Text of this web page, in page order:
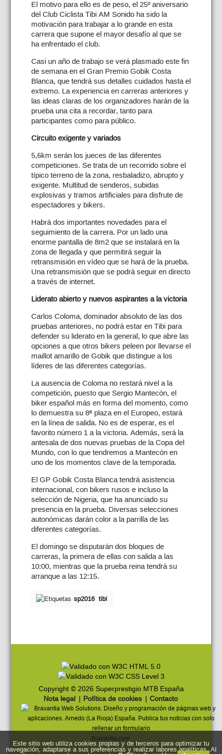
El motivo para ello es de peso, el 25º aniversario
del Club Ciclista Tibi AM Sonido ha sido la
motivación para trabajar a lo grande en esta
carrera que supone el mayor desafío al que se
ha enfrentado el club.
Casi un año de trabajo se verá plasmado este fin
de semana en el Gran Premio Gobik Costa
Blanca, que tendrá sus detalles cuidados hasta el
extremo. La experiencia en carreras anteriores y
las ideas claras de los organizadores harán de la
prueba una cita a recordar, tanto para
participantes como para público.
Circuito exigente y variados
5,6km serán los jueces de las diferentes
competiciones. Se trata de un recorrido sobre el
típico terreno de la zona, resbaladizo, abrupto y
exigente. Multitud de senderos, subidas
explosivas y tramos artificiales para disfrute de
espectadores y bikers.
Habrá dos importantes novedades para el
seguimiento de la carrera. Por un lado una
enorme pantalla de 8m2 que se instalará en la
zona de llegada y que permitirá seguir la
retransmisión en vídeo que se hará de la prueba.
Una retransmisión que se podrá seguir en directo
a través de internet.
Liderato abierto y nuevos aspirantes a la victoria
Carlos Coloma, dominador absoluto de las dos
pruebas anteriores, no podrá estar en Tibi para
defender su liderato en la general, lo que abre las
opciones a que otros bikers peleen por llevarse el
maillot amarillo de Gobik que distingue a los
líderes de las diferentes categorías.
La ausencia de Coloma no restará nivel a la
competición, puesto que Sergio Mantecón, el
biker español más en forma del momento, como
lo demuestra su 8ª plaza en el Europeo, estará
en la línea de salida. No es de esperar, es el
favorito número 1 a la victoria. Además, será la
antesala de dos nuevas pruebas de la Copa del
Mundo, con lo que tendremos a Mantecón en
uno de los momentos clave de la temporada.
El GP Gobik Costa Blanca tendrá asistencia
internacional, con bikers rusos e incluso la
selección de Nigeria, que ha anunciado su
presencia en la prueba. Diversas selecciones
autonómicas darán color a la parrilla de las
diferentes categorías.
El domingo se disputarán dos bloques de
carreras, la primera de ellas con salida a las
10:00, mientras que la prueba reina tendrá su
arranque a las 12:15.
sp2016 tibi
Copyright © 2026 Superprestigio MTB España
Nota legal | Política de cookies | Contacto
Bravantia.com
Este sitio web utiliza cookies propias y de terceros para optimizar tu
navegación, adaptarse a sus preferencias y realizar labores analíticas. Al